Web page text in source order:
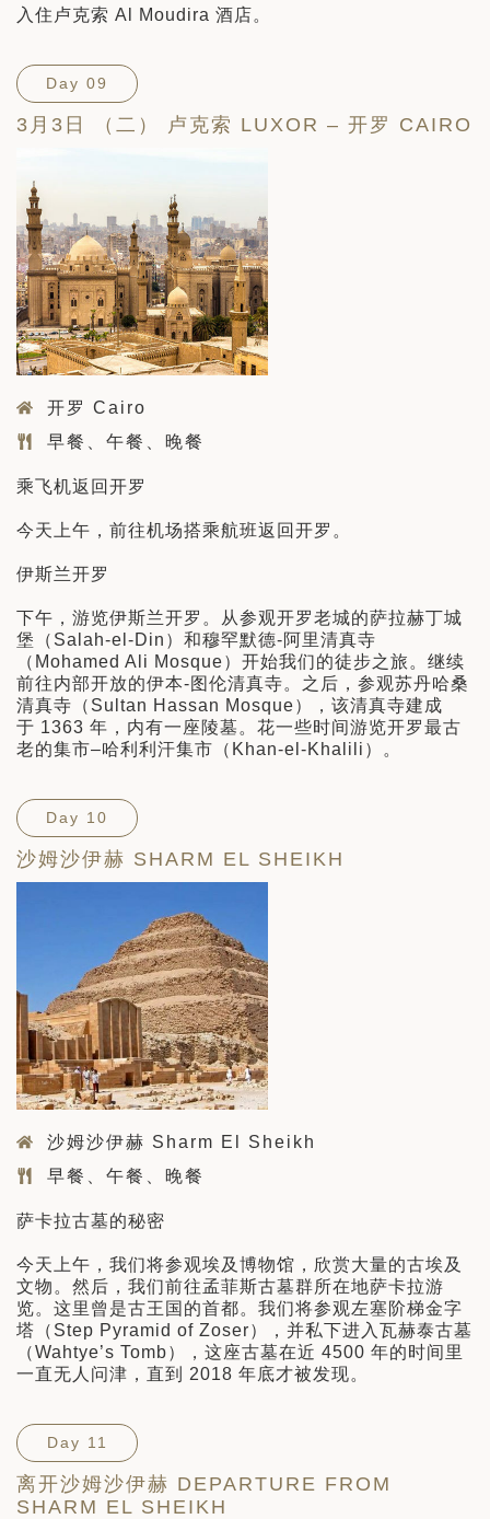
入住卢克索 Al Moudira 酒店。
Day 09
3月3日 （二） 卢克索 LUXOR – 开罗 CAIRO
开罗 Cairo
早餐、午餐、晚餐
乘飞机返回开罗
今天上午，前往机场搭乘航班返回开罗。
伊斯兰开罗
下午，游览伊斯兰开罗。从参观开罗老城的萨拉赫丁城
堡（Salah-el-Din）和穆罕默德-阿里清真寺
（Mohamed Ali Mosque）开始我们的徒步之旅。继续
前往内部开放的伊本-图伦清真寺。之后，参观苏丹哈桑
清真寺（Sultan Hassan Mosque），该清真寺建成
于 1363 年，内有一座陵墓。花一些时间游览开罗最古
老的集市–哈利利汗集市（Khan-el-Khalili）。
Day 10
沙姆沙伊赫 SHARM EL SHEIKH
沙姆沙伊赫 Sharm El Sheikh
早餐、午餐、晚餐
萨卡拉古墓的秘密
今天上午，我们将参观埃及博物馆，欣赏大量的古埃及
文物。然后，我们前往孟菲斯古墓群所在地萨卡拉游
览。这里曾是古王国的首都。我们将参观左塞阶梯金字
塔（Step Pyramid of Zoser），并私下进入瓦赫泰古墓
（Wahtye’s Tomb），这座古墓在近 4500 年的时间里
一直无人问津，直到 2018 年底才被发现。
Day 11
离开沙姆沙伊赫 DEPARTURE FROM
SHARM EL SHEIKH